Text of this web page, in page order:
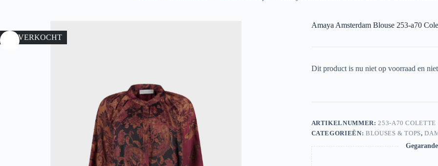
UITVERKOCHT
Amaya Amsterdam Blouse 253-a70
Dit product is nu niet op voorraad en
ARTIKELNUMMER:253-A70
CATEGORIEËN: BLOUSES & TOPS,